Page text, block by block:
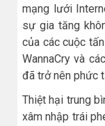
mạng lưới
sự gia tăng
của các cuộc
WannaCry và
đã trở nên phức
Thiệt hại trung
xâm nhập trái